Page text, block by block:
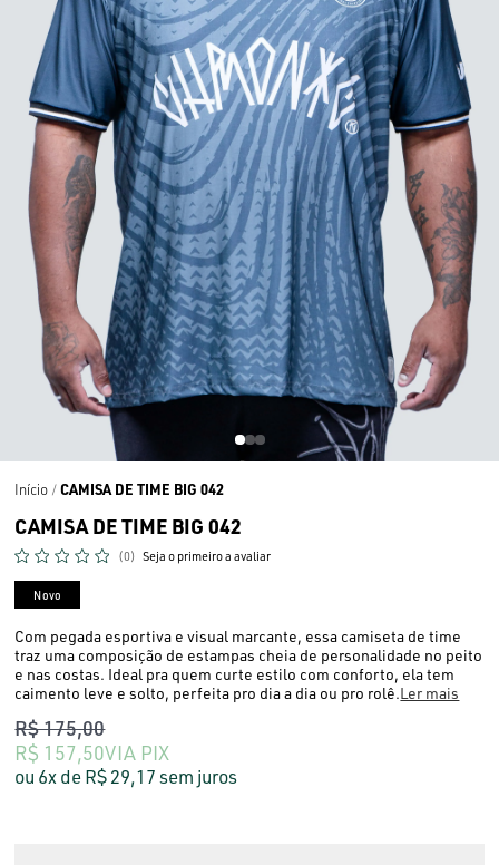
Início CAMISA DE TIME BIG 042
CAMISA DE TIME BIG 042
(0) Seja o primeiro a avaliar
Novo
Com pegada esportiva e visual marcante, essa camiseta de time
traz uma composição de estampas cheia de personalidade no peito
e nas costas. Ideal pra quem curte estilo com conforto, ela tem
caimento leve e solto, perfeita pro dia a dia ou pro rolê.Ler mais
R$ 157,50VIA PIX
R$ 175,00
6x R$ 29,17sem juros